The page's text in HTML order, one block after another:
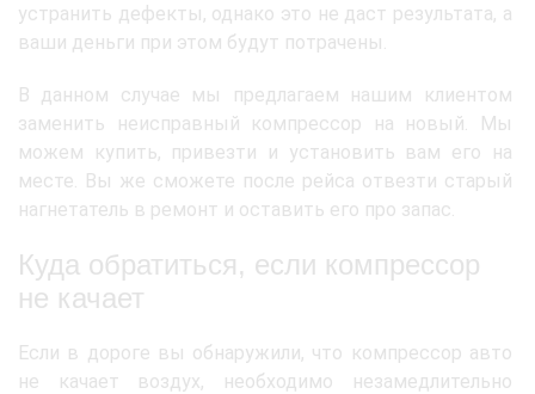
устранить дефекты, однако это не даст результата, а
ваши деньги при этом будут потрачены.
В данном случае мы предлагаем нашим клиентом
заменить неисправный компрессор на новый. Мы
можем купить, привезти и установить вам его на
месте. Вы же сможете после рейса отвезти старый
нагнетатель в ремонт и оставить его про запас.
Куда обратиться, если компрессор
не качает
Если в дороге вы обнаружили, что компрессор авто
не качает воздух, необходимо незамедлительно